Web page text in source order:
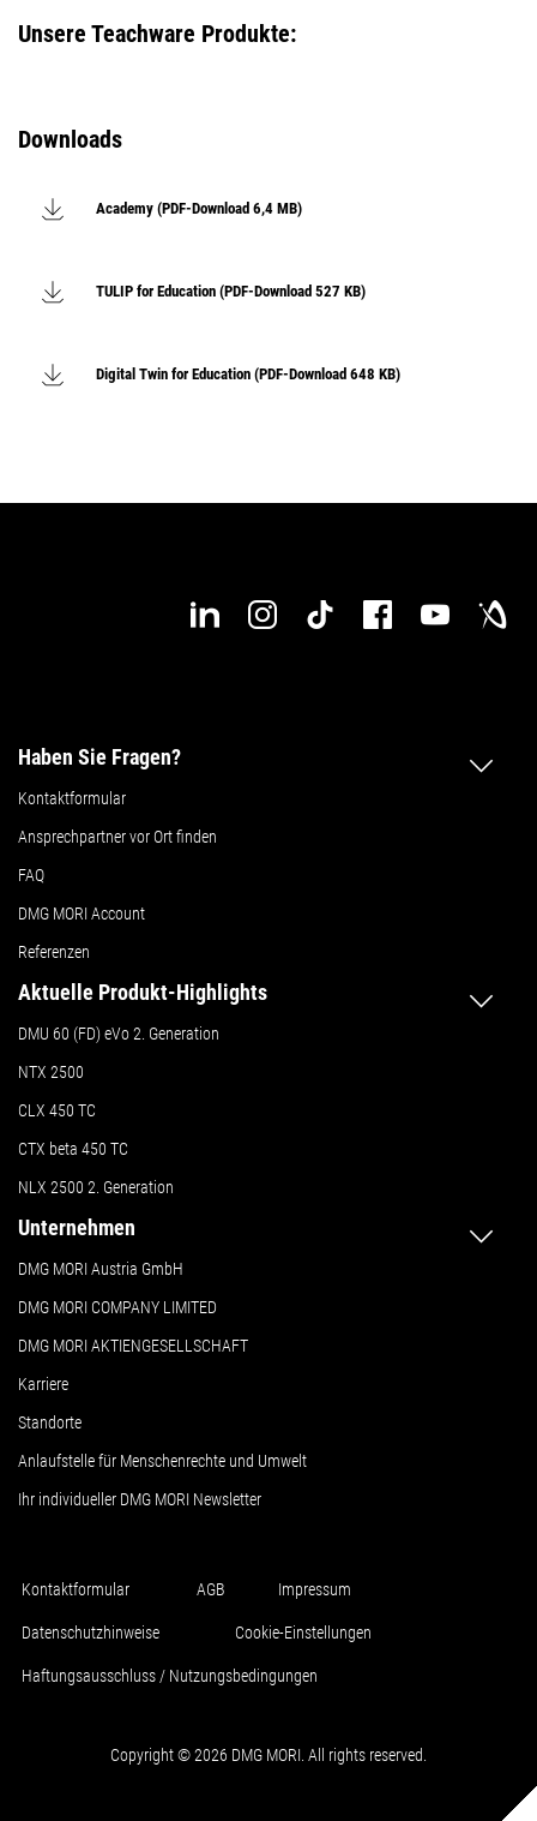
Unsere Teachware Produkte:
Downloads
Academy (PDF-Download 6,4 MB)
TULIP for Education (PDF-Download 527 KB)
Digital Twin for Education (PDF-Download 648 KB)
Haben Sie Fragen?
Kontaktformular
Ansprechpartner vor Ort finden
FAQ
DMG MORI Account
Referenzen
Aktuelle Produkt-Highlights
DMU 60 (FD) eVo 2. Generation
NTX 2500
CLX 450 TC
CTX beta 450 TC
NLX 2500 2. Generation
Unternehmen
DMG MORI Austria GmbH
DMG MORI COMPANY LIMITED
DMG MORI AKTIENGESELLSCHAFT
Karriere
Standorte
Anlaufstelle für Menschenrechte und Umwelt
Ihr individueller DMG MORI Newsletter
Kontaktformular AGB Impressum
Datenschutzhinweise Cookie-Einstellungen
Haftungsausschluss / Nutzungsbedingungen
Copyright © 2026 DMG MORI. All rights reserved.